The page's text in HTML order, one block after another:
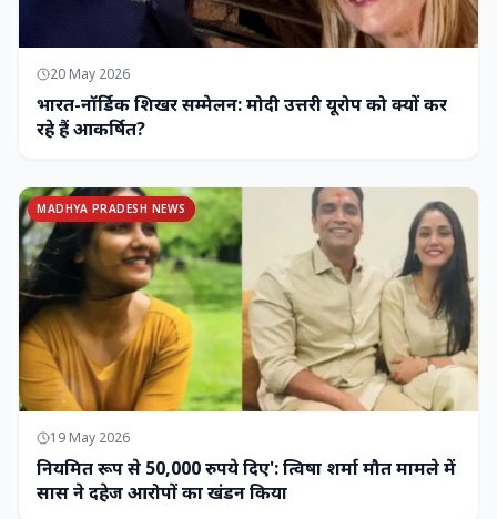
20 May 2026
भारत-नॉर्डिक शिखर सम्मेलन: मोदी उत्तरी यूरोप को क्यों कर
रहे हैं आकर्षित?
MADHYA PRADESH NEWS
19 May 2026
नियमित रूप से 50,000 रुपये दिए': त्विषा शर्मा मौत मामले में
सास ने दहेज आरोपों का खंडन किया